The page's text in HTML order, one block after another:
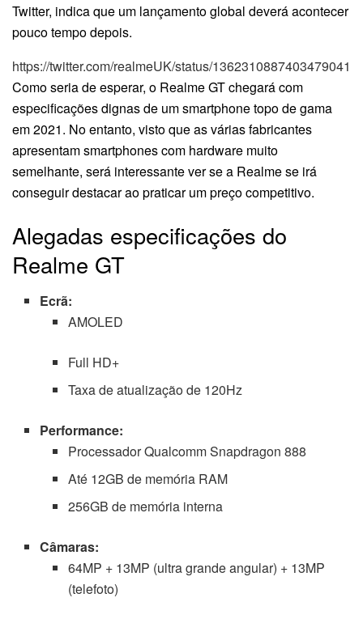
Twitter, indica que um lançamento global deverá acontecer
pouco tempo depois.
https://twitter.com/realmeUK/status/1362310887403479041
Como seria de esperar, o Realme GT chegará com
especificações dignas de um smartphone topo de gama
em 2021. No entanto, visto que as várias fabricantes
apresentam smartphones com hardware muito
semelhante, será interessante ver se a Realme se irá
conseguir destacar ao praticar um preço competitivo.
Alegadas especificações do
Realme GT
Ecrã:
AMOLED
Full HD+
Taxa de atualização de 120Hz
Performance:
Processador Qualcomm Snapdragon 888
Até 12GB de memória RAM
256GB de memória interna
Câmaras:
64MP + 13MP (ultra grande angular) + 13MP
(telefoto)